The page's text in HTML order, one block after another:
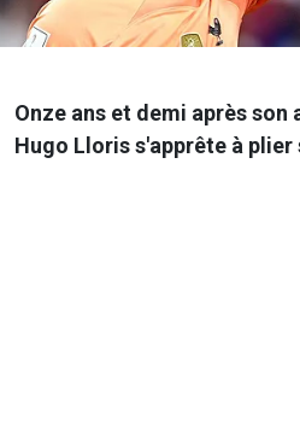
Onze ans et demi après son
Hugo Lloris s'apprête à plier